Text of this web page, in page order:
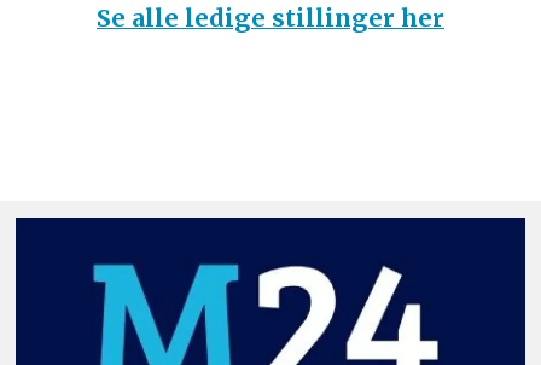
Se alle ledige stillinger her